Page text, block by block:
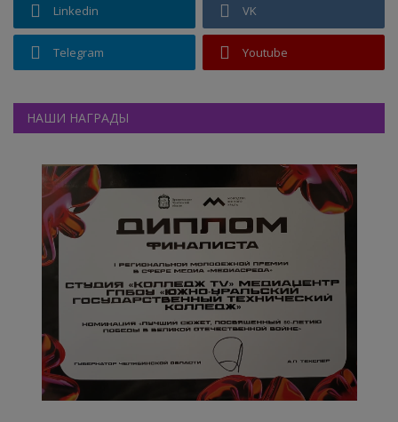
Linkedin VK
Telegram Youtube
НАШИ НАГРАДЫ